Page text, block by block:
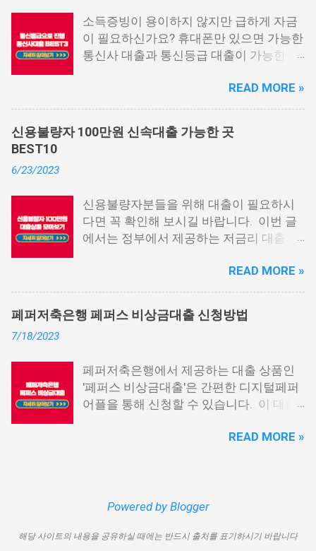
소득증빙이 용이하지 않지만 급하게 자금
이 필요하신가요? 휴대폰만 있으면 가능한
통신사 대출과 통신등급 대출이 가능한 곳
신사 대출이란? 급히 자금이 필요한 상황
이 발생하면, 때로는 소액 대출을 고려해야
할 수도 있습니다. 하지만 이직 준비로 인
해 무직 상태이거나 소득 증빙이 어려운 상
대출 상품은 휴대폰만 있으면 간편하게 신
청할 수 있으며, 통신 등급에 따라 대출이
가능합니다. 마치 신용등급처럼 등급별로
부 내역과 장기간에 걸쳐 통신사를 이용한
우량한 고객이면, 추가 혜택도 받을 수 있
습니다. 급히 자금이 필요한 경우, 소액 대
출이 용이하지 않을 수 있습니다. 특히, 현
해야 할 수도 있습니다. 그러나 통신사 대
출을 고민해보셨다면, 무직자에게는 매우
기쁜 소식일 것입니다. 통신사 대출은 휴대
통신 사용량을 토대로 신용 등급을 부여하
다. 통신사 대출 및 통신 등급 대출이 가능
한 모바일 간편 대출 상품에 대한 안내를
READ MORE »
신용불량자 100만원 신속대출 가능한 곳
BEST10
6/23/2023
신용불량자분들을 위해 대출이 필요하시
다면 꼭 확인해 보시길 바랍니다. 이번 글
에서는 정부에서 제공하는 저금리 대출과
상위 10개 상품을 추천해 드립니다. 📌 목
차 1. 소액생계비대출: 연체자 100만원 대
출 2. 신용회복위원회 성실상환자대출 3.
신용회복위원회 비대면 간편대출 4. 햇살
7. 국민행복기금 소액대출 8. 웰컴저축은
행 웰컴희망대출 9. 미래크레디트대부 10.
신용불량자 자동차담보대출 11. 결론 1. 소
생계비대출은 2023년 3월부터 시작된 정
니다. 단, 한정된 예산으로 가장 취약한 계
대 100만원으로 제한됩니다. 대출 기간은
READ MORE »
페퍼저축은행 페퍼스 비상금대출 신청방법
7/18/2023
페퍼저축은행에서 제공하는 대출 상품인
'페퍼스 비상금대출'은 간편한 디지털페퍼
어플을 통해 신청할 수 있습니다. 이 대출
출 한도를 제공하며, 프리랜서 분들과 같이
출 상품은 최대 500만원까지 대출 가능하
대출 기간은 3년으로 정해져 있으며, 대출
READ MORE »
Powered by Blogger
해당 사이트의 내용을 공유하실 때에는 반드시 출처를 표기하시기 바랍니다